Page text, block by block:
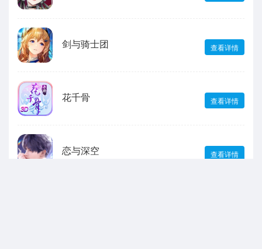
剑与骑士团 查看详情
花千骨 查看详情
恋与深空 查看详情